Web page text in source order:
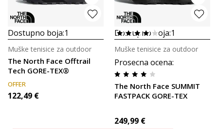
Dostupno boja:1
The North Face Offtrail
Tech GORE-TEX®
Muške tenisice za outdoor
OFFER
122,49 €
Dostupno boja:1
Prosecna ocena:
The North Face SUMMIT
FASTPACK GORE-TEX
Muške tenisice za outdoor
249,99 €